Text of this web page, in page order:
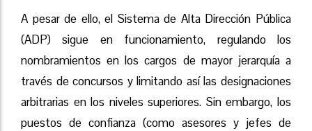
A pesar de ello, el Sistema de Alta Dirección Pública
(ADP) sigue en funcionamiento, regulando los
nombramientos en los cargos de mayor jerarquía a
través de concursos y limitando así las designaciones
arbitrarias en los niveles superiores. Sin embargo, los
puestos de confianza (como asesores y jefes de